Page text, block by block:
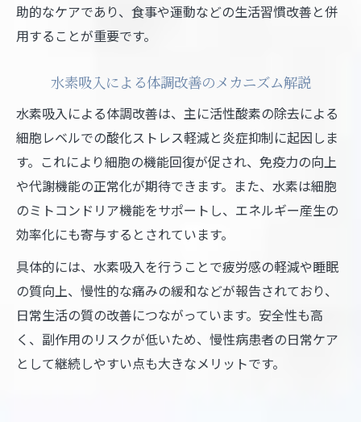
助的なケアであり、食事や運動などの生活習慣改善と併
用することが重要です。
水素吸入による体調改善のメカニズム解説
水素吸入による体調改善は、主に活性酸素の除去による
細胞レベルでの酸化ストレス軽減と炎症抑制に起因しま
す。これにより細胞の機能回復が促され、免疫力の向上
や代謝機能の正常化が期待できます。また、水素は細胞
のミトコンドリア機能をサポートし、エネルギー産生の
効率化にも寄与するとされています。
具体的には、水素吸入を行うことで疲労感の軽減や睡眠
の質向上、慢性的な痛みの緩和などが報告されており、
日常生活の質の改善につながっています。安全性も高
く、副作用のリスクが低いため、慢性病患者の日常ケア
として継続しやすい点も大きなメリットです。